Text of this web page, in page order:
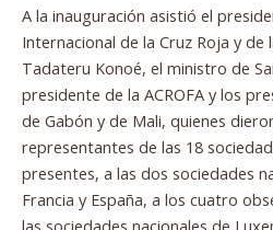
A la inauguración asistió el
Internacional de la Cruz Roja y de
Tadateru Konoé, el ministro de
presidente de la ACROFA y los
de Gabón y de Mali, quienes
representantes de las 18
presentes, a las dos sociedades
Francia y España, a los cuatro
las sociedades nacionales de